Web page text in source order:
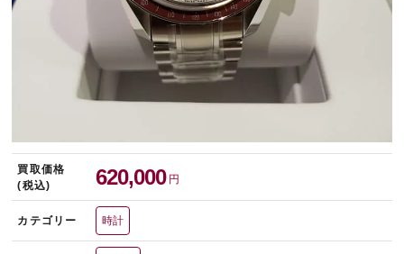
買取価格
(税込)
620,000 円
カテゴリー 時計